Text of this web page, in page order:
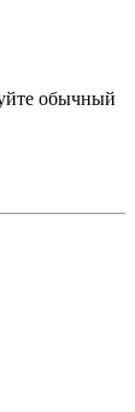
обычный